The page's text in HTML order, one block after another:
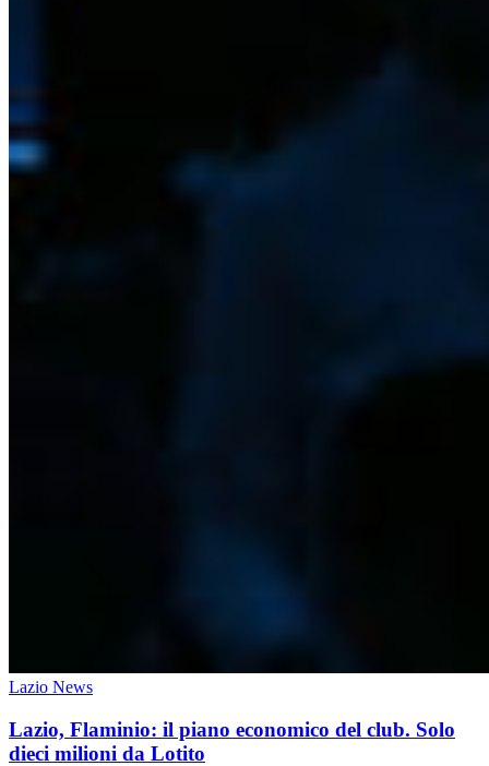
Lazio News
Lazio, Flaminio: il piano economico del club. Solo
dieci milioni da Lotito